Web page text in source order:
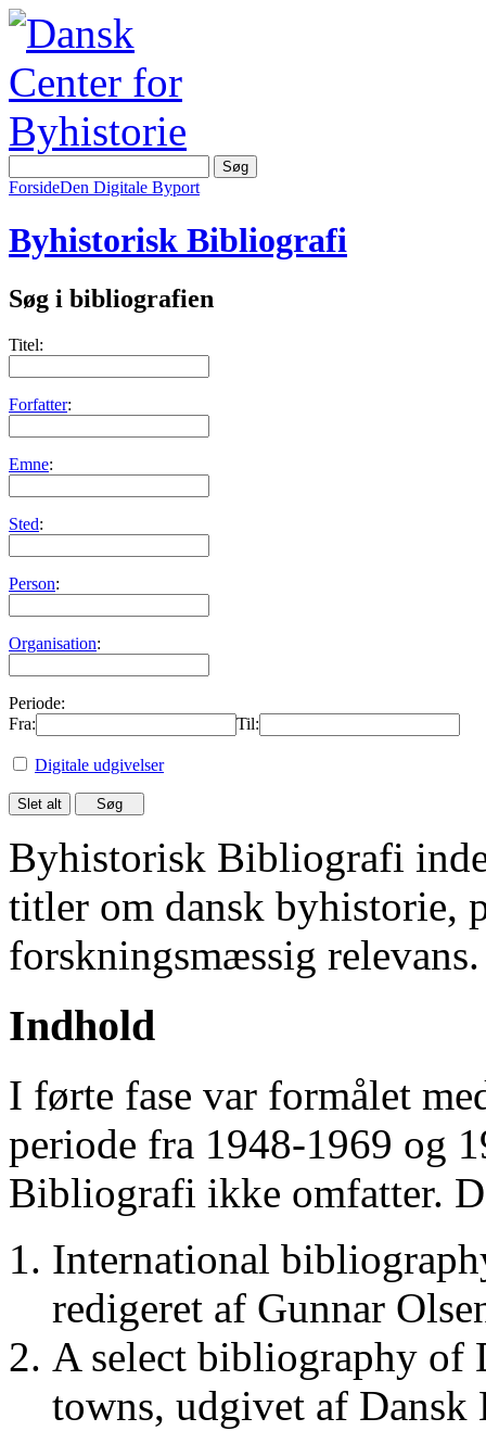
ForsideDen Digitale Byport
Byhistorisk Bibliografi
Søg i bibliografien
Titel:
Forfatter:
Emne:
Sted:
Person:
Organisation:
Periode:
Fra:
Til:
Digitale udgivelser
Byhistorisk Bibliografi
titler om dansk byhistorie,
forskningsmæssig relevans.
Indhold
I førte fase var formålet
periode fra 1948-1969 og
Bibliografi ikke omfatter.
International
redigeret af Gunnar
A select bibliography of
towns, udgivet af